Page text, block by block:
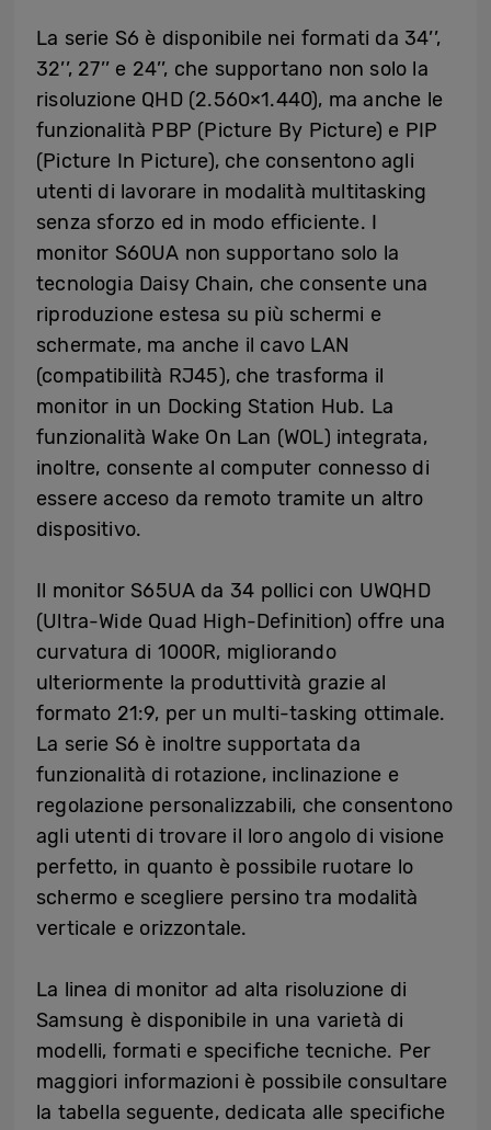
La serie S6 è disponibile nei formati da 34’’,
32’’, 27’’ e 24’’, che supportano non solo la
risoluzione QHD (2.560×1.440), ma anche le
funzionalità PBP (Picture By Picture) e PIP
(Picture In Picture), che consentono agli
utenti di lavorare in modalità multitasking
senza sforzo ed in modo efficiente. I
monitor S60UA non supportano solo la
tecnologia Daisy Chain, che consente una
riproduzione estesa su più schermi e
schermate, ma anche il cavo LAN
(compatibilità RJ45), che trasforma il
monitor in un Docking Station Hub. La
funzionalità Wake On Lan (WOL) integrata,
inoltre, consente al computer connesso di
essere acceso da remoto tramite un altro
dispositivo.
Il monitor S65UA da 34 pollici con UWQHD
(Ultra-Wide Quad High-Definition) offre una
curvatura di 1000R, migliorando
ulteriormente la produttività grazie al
formato 21:9, per un multi-tasking ottimale.
La serie S6 è inoltre supportata da
funzionalità di rotazione, inclinazione e
regolazione personalizzabili, che consentono
agli utenti di trovare il loro angolo di visione
perfetto, in quanto è possibile ruotare lo
schermo e scegliere persino tra modalità
verticale e orizzontale.
La linea di monitor ad alta risoluzione di
Samsung è disponibile in una varietà di
modelli, formati e specifiche tecniche. Per
maggiori informazioni è possibile consultare
la tabella seguente, dedicata alle specifiche